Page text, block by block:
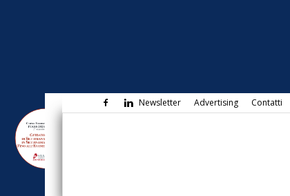
Newsletter Advertising Contatti